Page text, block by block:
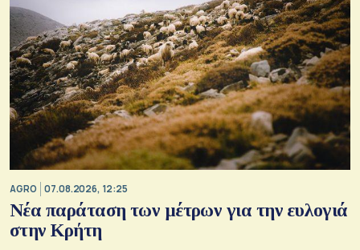
AGRO 07.08.2026, 12:25
Νέα παράταση των μέτρων για την ευλογιά
στην Κρήτη